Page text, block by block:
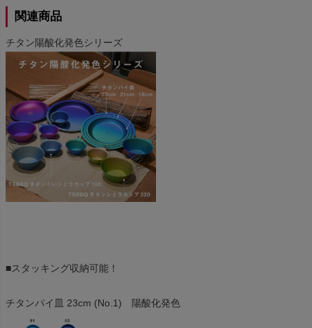
関連商品
チタン陽酸化発色シリーズ
■スタッキング収納可能！
チタンパイ皿 23cm (No.1) 陽酸化発色